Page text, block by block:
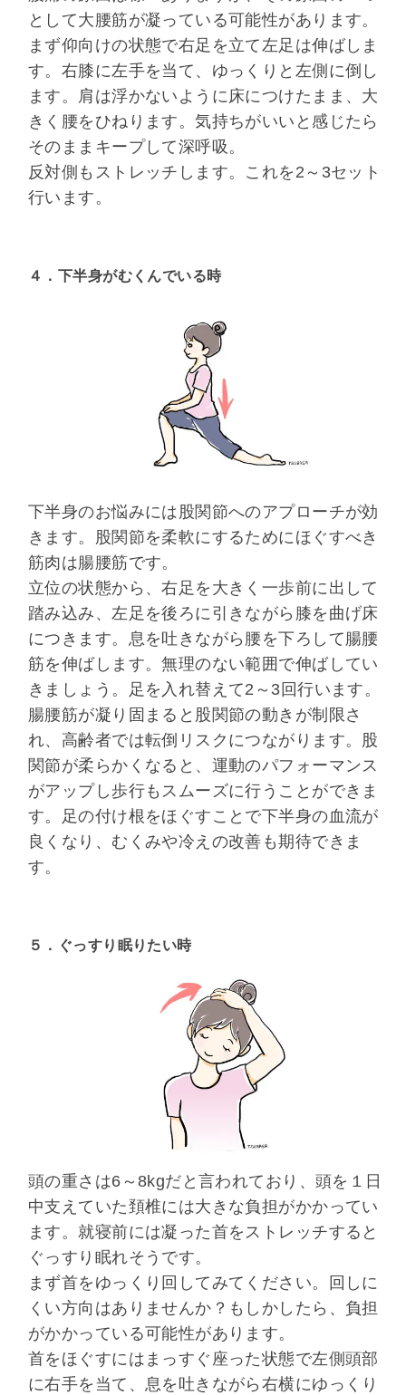
として大腰筋が凝っている可能性があります。
まず仰向けの状態で右足を立て左足は伸ばしま
す。右膝に左手を当て、ゆっくりと左側に倒し
ます。肩は浮かないように床につけたまま、大
きく腰をひねります。気持ちがいいと感じたら
そのままキープして深呼吸。
反対側もストレッチします。これを2～3セット
行います。
４．下半身がむくんでいる時
下半身のお悩みには股関節へのアプローチが効
きます。股関節を柔軟にするためにほぐすべき
筋肉は腸腰筋です。
立位の状態から、右足を大きく一歩前に出して
踏み込み、左足を後ろに引きながら膝を曲げ床
につきます。息を吐きながら腰を下ろして腸腰
筋を伸ばします。無理のない範囲で伸ばしてい
きましょう。足を入れ替えて2～3回行います。
腸腰筋が凝り固まると股関節の動きが制限さ
れ、高齢者では転倒リスクにつながります。股
関節が柔らかくなると、運動のパフォーマンス
がアップし歩行もスムーズに行うことができま
す。足の付け根をほぐすことで下半身の血流が
良くなり、むくみや冷えの改善も期待できま
す。
５．ぐっすり眠りたい時
頭の重さは6～8kgだと言われており、頭を１日
中支えていた頚椎には大きな負担がかかってい
ます。就寝前には凝った首をストレッチすると
ぐっすり眠れそうです。
まず首をゆっくり回してみてください。回しに
くい方向はありませんか？もしかしたら、負担
がかかっている可能性があります。
首をほぐすにはまっすぐ座った状態で左側頭部
に右手を当て、息を吐きながら右横にゆっくり